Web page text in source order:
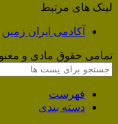
لینک های مرتبط
آکادمی ایران زمین
تمامی حقوق مادی و
فهرست
دسته بندی